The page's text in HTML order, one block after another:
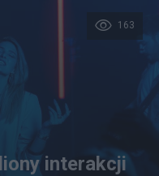
163
interakcji